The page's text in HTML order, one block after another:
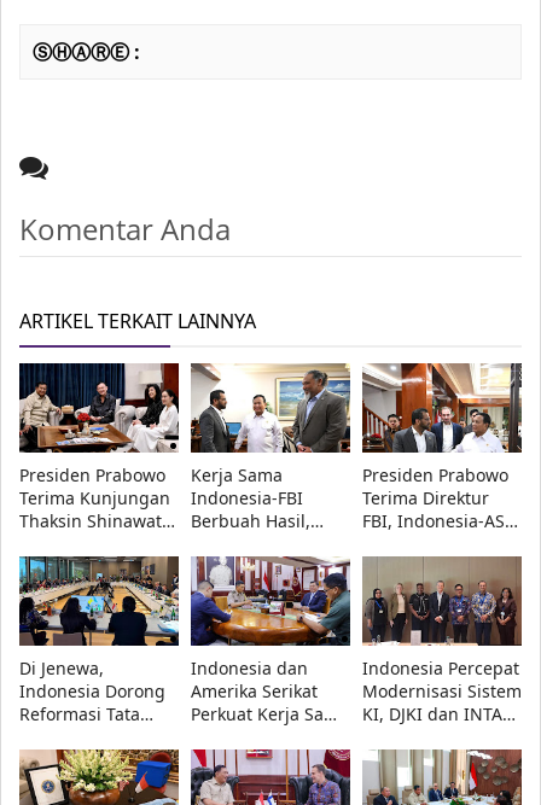
ⓈⒽⒶⓇⒺ :
Komentar Anda
ARTIKEL TERKAIT LAINNYA
Presiden Prabowo
Terima Kunjungan
Thaksin Shinawatra
Kerja Sama
Indonesia-FBI
Berbuah Hasil,
Papua yang Dicuri
Berhasil
Dipulangkan
Presiden Prabowo
Terima Direktur
FBI, Indonesia-AS
Budaya
Di Jenewa,
Indonesia Dorong
Reformasi Tata
Musik dan
Jurnalistik dalam
Indonesia dan
Amerika Serikat
Perkuat Kerja Sama
Menhan Sjafrie
Bahas Stabilitas
Indonesia Percepat
Modernisasi Sistem
KI, DJKI dan INTA
Penegakan Hukum